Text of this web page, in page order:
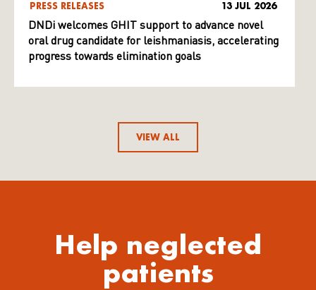
PRESS RELEASES 13 JUL 2026
DNDi welcomes GHIT support to advance novel
oral drug candidate for leishmaniasis, accelerating
progress towards elimination goals
VIEW ALL
Help neglected
patients